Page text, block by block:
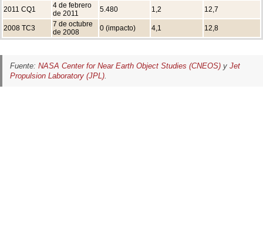
2011 CQ1
4 de febrero
de 2011
5.480 1,2 12,7
2008 TC3
7 de octubre
de 2008
0 (impacto) 4,1 12,8
Fuente: NASA Center for Near Earth Object Studies (CNEOS)y Jet
Propulsion Laboratory (JPL).